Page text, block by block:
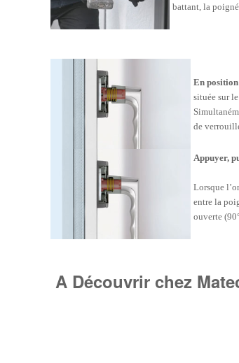
battant, la
En position
située sur
de
Appuyer,
Lorsque
entre la
ouverte
A Découvrir chez